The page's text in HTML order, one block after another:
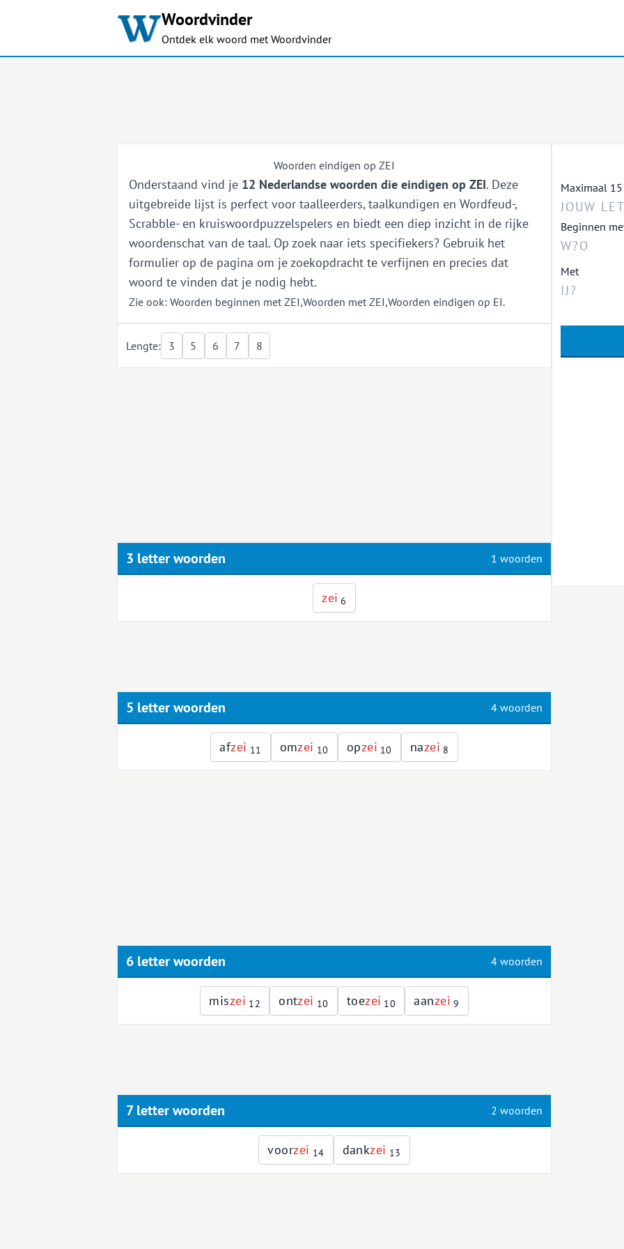
Woordvinder
Ontdek elk woord met Woordvinder
Woorden eindigen op ZEI
Onderstaand vind je 12 Nederlandse woorden die eindigen op ZEI. Deze
uitgebreide lijst is perfect voor taalleerders, taalkundigen en Wordfeud-,
Scrabble- en kruiswoordpuzzelspelers en biedt een diep inzicht in de rijke
woordenschat van de taal. Op zoek naar iets specifiekers? Gebruik het
formulier op de pagina om je zoekopdracht te verfijnen en precies dat
woord te vinden dat je nodig hebt.
Zie ook: Woorden beginnen met ZEI,Woorden met ZEI,Woorden eindigen op EI.
Lengte: 3 5 6 7 8
3 letter woorden 1 woorden
zei 6
5 letter woorden 4 woorden
afzei 11 omzei 10 opzei 10 nazei 8
6 letter woorden 4 woorden
miszei 12 ontzei 10 toezei 10 aanzei 9
7 letter woorden 2 woorden
voorzei 14 dankzei 13
Maximaal
Beginnen
Met